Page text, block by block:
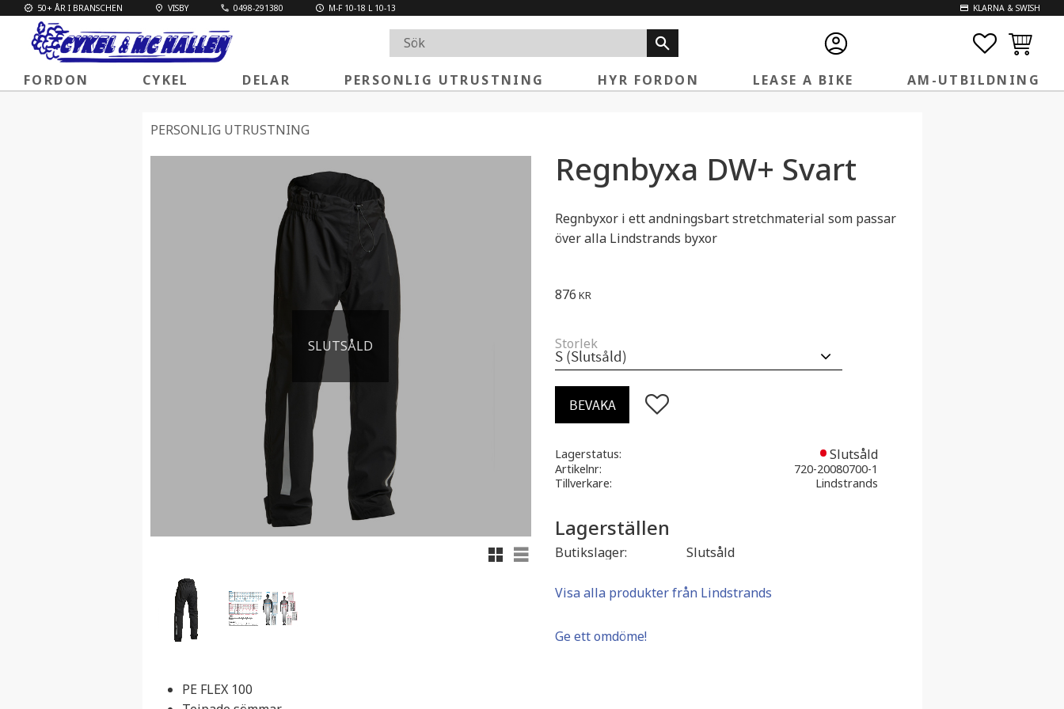
50+ ÅR I BRANSCHEN VISBY 0498-291380 M-F 10-18 L 10-13 KLARNA & SWISH
FORDON CYKEL DELAR PERSONLIG UTRUSTNING HYR FORDON LEASE A BIKE AM-UTBILDNING
PERSONLIG UTRUSTNING
Regnbyxa DW+ Svart
Regnbyxor i ett andningsbart stretchmaterial som passar
över alla Lindstrands byxor
SLUTSÅLD
Rutnätsvy
Listvy
876 KR
Storlek
Lägg till i favoriter
BEVAKA
Lagerstatus Slutsåld
Artikelnr
720-20080700-1
Tillverkare
Lindstrands
Lagerställen
Butikslager Slutsåld
Visa alla produkter från Lindstrands
Ge ett omdöme!
PE FLEX 100